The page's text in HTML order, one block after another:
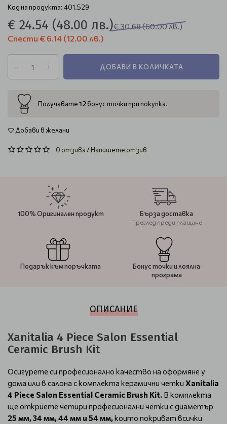
Код на продукта: 401.529
€ 24.54 (48.00 лв.)€ 30.68(60.00 лв.)
Спести € 6.14 (12.00 лв.)
ДОБАВИ В КОЛИЧКАТА
Получавате12бонус точки при покупка.
Добави в желани
0 отзива/Напишете отзив
100% Оригинален продукт Бърза доставка
Преглед преди плащане
Подарък към поръчката
Бонус точки и лоялна
програма
ОПИСАНИЕ
Xanitalia 4 Piece Salon Essential
Ceramic Brush Kit
Осигурете си професионално качество на оформяне у
дома или в салона с комплекта керамични четки Xanitalia
4 Piece Salon Essential Ceramic Brush Kit. В комплекта
ще откриете четири професионални четки с диаметър
25 мм, 34 мм, 44 мм и 54 мм,които покриват всички